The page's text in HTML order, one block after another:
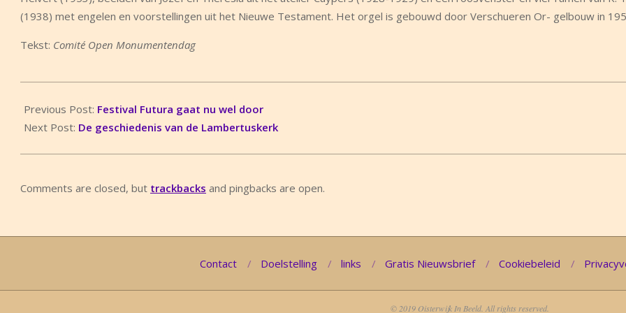
(1938) met engelen en voorstellingen uit het Nieuwe Testament. Het orgel is gebouwd door Verschueren Or- gelbouw in
Tekst: Comité Open Monumentendag
09-
04
Previous Post: Festival Futura gaat nu wel door
Next Post: De geschiedenis van de Lambertuskerk
Comments are closed, but trackbacks and pingbacks are open.
Contact Doelstelling links Gratis Nieuwsbrief Cookiebeleid
© 2019 Oisterwijk In Beeld. All rights reserved.